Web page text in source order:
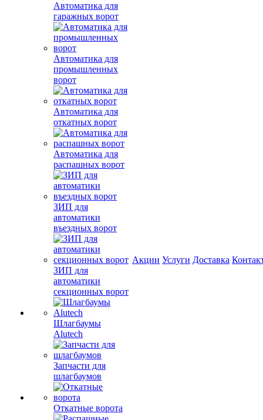
Автоматика для
гаражных ворот
Автоматика для
промышленных
ворот
Автоматика для
откатных ворот
Автоматика для
распашных ворот
ЗИП для
автоматики
въездных ворот
ЗИП для
автоматики
секционных ворот
Шлагбаумы
Alutech
Запчасти для
шлагбаумов
Откатные ворота
Акции Услуги Доставка